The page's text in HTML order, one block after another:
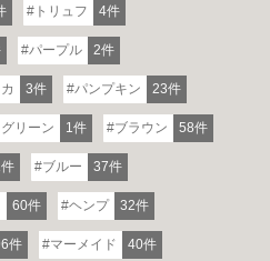
トリュフ 4件
パープル 2件
3件 パンプキン 23件
リーン 1件 ブラウン 58件
ブルー 37件
60件 ヘンプ 32件
件 マーメイド 40件